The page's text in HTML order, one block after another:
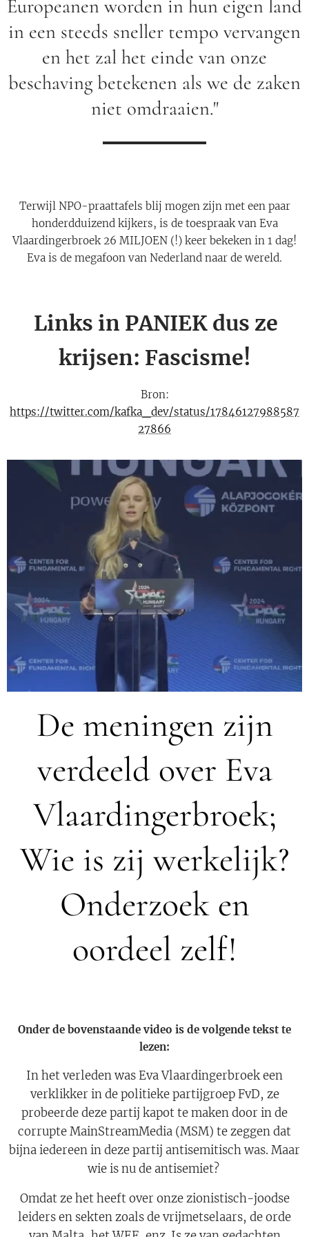
Europeanen worden in hun eigen land
in een steeds sneller tempo vervangen
en het zal het einde van onze
beschaving betekenen als we de zaken
niet omdraaien."
Terwijl NPO-praattafels blij mogen zijn met een paar
honderdduizend kijkers, is de toespraak van Eva
Vlaardingerbroek 26 MILJOEN (!) keer bekeken in 1 dag!
Eva is de megafoon van Nederland naar de wereld.
Links in PANIEK dus ze
krijsen: Fascisme!
Bron:
https://twitter.com/kafka_dev/status/17846127988587
27866
De meningen zijn
verdeeld over Eva
Vlaardingerbroek;
Wie is zij werkelijk?
Onderzoek en
oordeel zelf!
Onder de bovenstaande video is de volgende tekst te
lezen:
In het verleden was Eva Vlaardingerbroek een
verklikker in de politieke partijgroep FvD, ze
probeerde deze partij kapot te maken door in de
corrupte MainStreamMedia (MSM) te zeggen dat
bijna iedereen in deze partij antisemitisch was. Maar
wie is nu de antisemiet?
Omdat ze het heeft over onze zionistisch-joodse
leiders en sekten zoals de vrijmetselaars, de orde